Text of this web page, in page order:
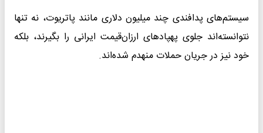
سیستم‌های پدافندی چند میلیون دلاری مانند پاتریوت، نه تنها
نتوانسته‌اند جلوی پهپادهای ارزان‌قیمت ایرانی را بگیرند، بلکه
خود نیز در جریان حملات منهدم شده‌اند.